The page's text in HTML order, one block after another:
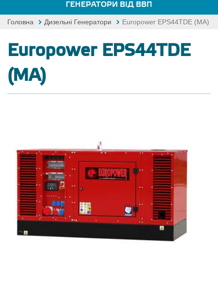
ГЕНЕРАТОРИ ВІД ВВП
Головна Дизельні Генератори Europower EPS44TDE (MA)
Europower EPS44TDE
(MA)